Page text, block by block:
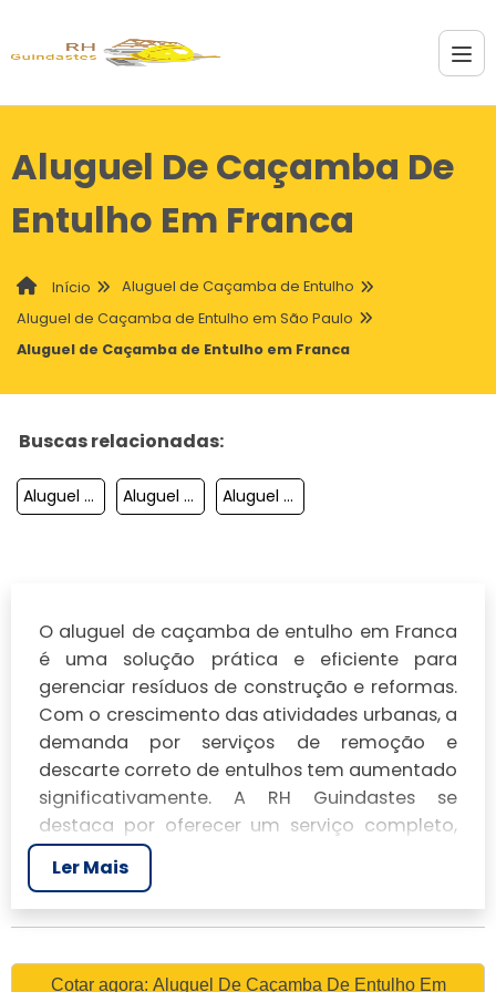
Aluguel De Caçamba De
Entulho Em Franca
Início
Aluguel de Caçamba de Entulho
Aluguel de Caçamba de Entulho em São Paulo
Aluguel de Caçamba de Entulho em Franca
Buscas relacionadas:
Aluguel De Cacamba De Entulho Em Andradina Aluguel De Cacamba De Entulho Em Sao Jose Dos Campos Aluguel De Cacamba De Entulho Em Praia Grande
O aluguel de caçamba de entulho em Franca
é uma solução prática e eficiente para
gerenciar resíduos de construção e reformas.
Com o crescimento das atividades urbanas, a
demanda por serviços de remoção e
descarte correto de entulhos tem aumentado
significativamente. A RH Guindastes se
destaca por oferecer um serviço completo,
atendendo às necessidades de diferentes
tipos de clientes, desde pequenas reformas
em residências até grandes obras de
construção civil.
Ler Mais
Cotar agora: Aluguel De Caçamba De Entulho Em